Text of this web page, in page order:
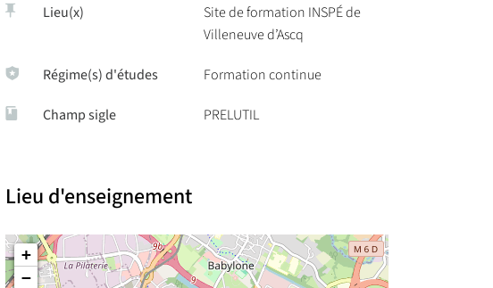
Lieu(x)
Site de formation INSPÉ de
Villeneuve d’Ascq
Régime(s) d'études Formation continue
Champ sigle PRELUTIL
Lieu d'enseignement
+
−